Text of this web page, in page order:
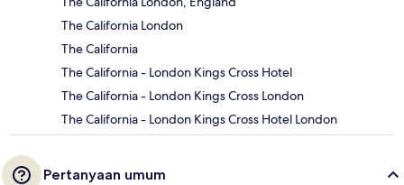
The California London
The California
The California - London Kings Cross Hotel
The California - London Kings Cross London
The California - London Kings Cross Hotel London
Pertanyaan umum